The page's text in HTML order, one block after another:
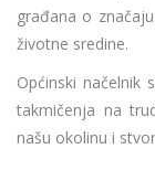
građana o
životne sredine.
Općinski načelnik
takmičenja na
našu okolinu i